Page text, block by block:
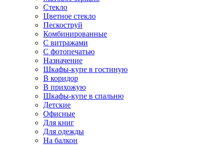
Стекло
Цветное стекло
Пескоструй
Комбинированные
С витражами
С фотопечатью
Назначение
Шкафы-купе в гостиную
В коридор
В прихожую
Шкафы-купе в спальню
Детские
Офисные
Для книг
Для одежды
На балкон